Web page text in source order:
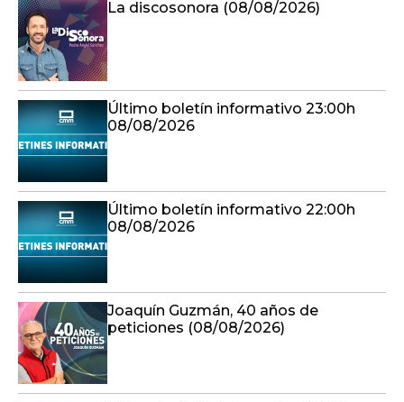
La discosonora (08/08/2026)
Último boletín informativo 23:00h
08/08/2026
Último boletín informativo 22:00h
08/08/2026
Joaquín Guzmán, 40 años de
peticiones (08/08/2026)